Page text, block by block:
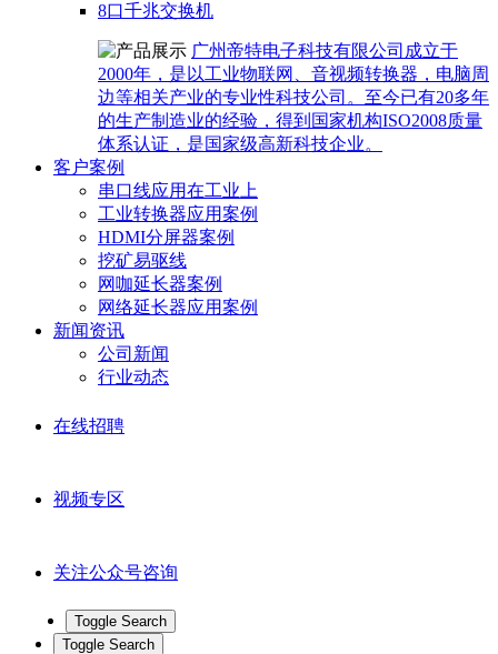
8口千兆交换机
广州帝特电子科技有限公司成立于
2000年，是以工业物联网、音视频转换器，电脑周
边等相关产业的专业性科技公司。至今已有20多年
的生产制造业的经验，得到国家机构ISO2008质量
体系认证，是国家级高新科技企业。
客户案例
串口线应用在工业上
工业转换器应用案例
HDMI分屏器案例
挖矿易驱线
网咖延长器案例
网络延长器应用案例
新闻资讯
公司新闻
行业动态
在线招聘
视频专区
关注公众号咨询
Toggle Search
Toggle Search